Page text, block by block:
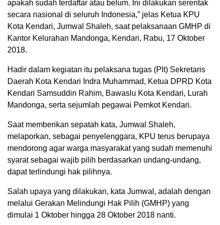
apakah sudah terdaftar atau belum. Ini dilakukan serentak
secara nasional di seluruh Indonesia,” jelas Ketua KPU
Kota Kendari, Jumwal Shaleh, saat pelaksanaan GMHP di
Kantor Kelurahan Mandonga, Kendari, Rabu, 17 Oktober
2018.
Hadir dalam kegiatan itu pelaksana tugas (Plt) Sekretaris
Daerah Kota Kendari Indra Muhammad, Ketua DPRD Kota
Kendari Samsuddin Rahim, Bawaslu Kota Kendari, Lurah
Mandonga, serta sejumlah pegawai Pemkot Kendari.
Saat memberikan sepatah kata, Jumwal Shaleh,
melaporkan, sebagai penyelenggara, KPU terus berupaya
mendorong agar warga masyarakat yang sudah memenuhi
syarat sebagai wajib pilih berdasarkan undang-undang,
dapat terlindungi hak pilihnya.
Salah upaya yang dilakukan, kata Jumwal, adalah dengan
melalui Gerakan Melindungi Hak Pilih (GMHP) yang
dimulai 1 Oktober hingga 28 Oktober 2018 nanti.